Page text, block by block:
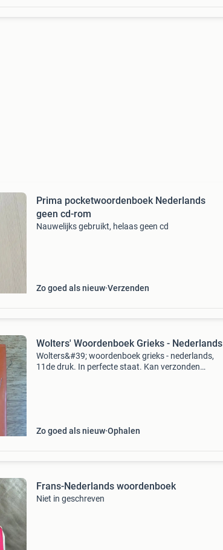
Prima pocketwoordenboek Nederlands
geen cd-rom
Nauwelijks gebruikt, helaas geen cd
Zo goed als nieuw Verzenden
Wolters' Woordenboek Grieks - Nederlands
Wolters&#39; woordenboek grieks - nederlands,
11de druk. In perfecte staat. Kan verzonden
Zo goed als nieuw Ophalen
Frans-Nederlands woordenboek
Niet in geschreven